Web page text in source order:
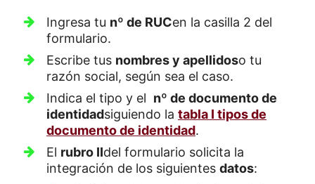
Ingresa tu nº de RUCen la casilla 2 del
formulario.
Escribe tus nombres y apellidoso tu
razón social, según sea el caso.
Indica el tipo y el nº de documento de
identidadsiguiendo la tabla I tipos de
documento de identidad.
El rubro IIdel formulario solicita la
integración de los siguientes datos: